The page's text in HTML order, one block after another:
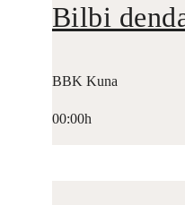
Bilbi
BBK Kuna
00:00h